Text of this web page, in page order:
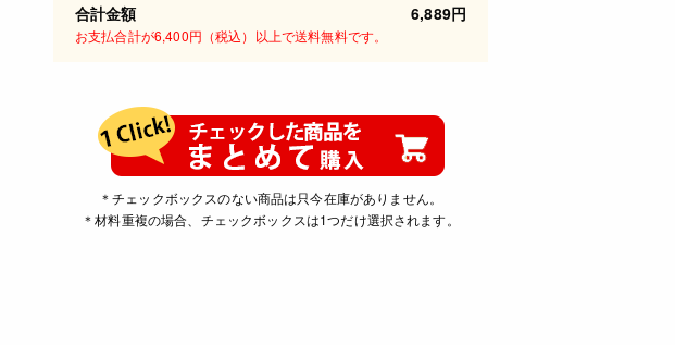
合計金額 6,889円
お支払合計が6,400円（税込）以上で送料無料です。
＊チェックボックスのない商品は只今在庫がありません。
＊材料重複の場合、チェックボックスは1つだけ選択されます。